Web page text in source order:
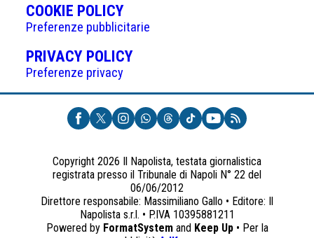
COOKIE POLICY(APRE
IN
UNA
NUOVA
Preferenze pubblicitarie
PRIVACY POLICY(APRE
UNA
NUOVA
SCHEDA)
Preferenze privacy
Copyright 2026 Il Napolista, testata giornalistica
registrata presso il Tribunale di Napoli N° 22 del
06/06/2012
Direttore responsabile: Massimiliano Gallo • Editore: Il
Napolista s.r.l. • P.IVA 10395881211
Powered by FormatSystemand Keep Up• Per la